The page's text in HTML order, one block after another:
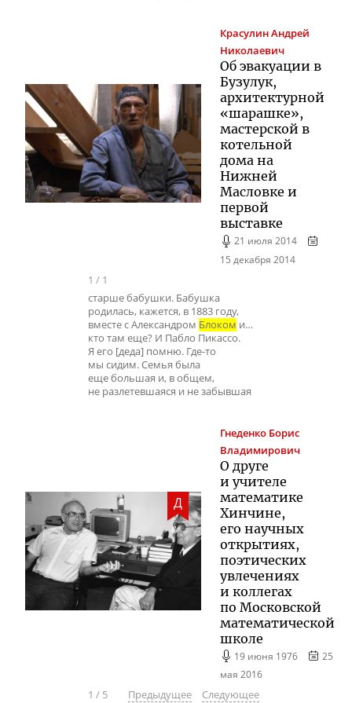
КрасулинАндрей
Николаевич
Об эвакуации в
Бузулук,
архитектурной
«шарашке»,
мастерской в
котельной
дома на
Нижней
Масловке и
первой
выставке
21 июля 2014
15 декабря 2014
1 / 1
старше бабушки. Бабушка
родилась, кажется, в 1883 году,
вместе с Александром Блоком и…
кто там еще? И Пабло Пикассо.
Я его [деда] помню. Где-то
мы сидим. Семья была
еще большая и, в общем,
не разлетевшаяся и не забывшая
Д
Гнеденко Борис
Владимирович
О друге
и учителе
математике
Хинчине,
его научных
открытиях,
поэтических
увлечениях
и коллегах
по Московской
математической
школе
19 июня 1976
25
мая 2016
1 / 5 Предыдущее
Следующее